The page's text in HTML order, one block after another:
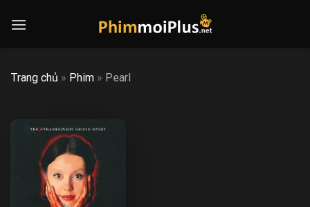
Trang chủ » Phim » Pearl